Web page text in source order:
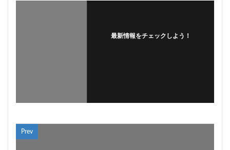
最新情報をチェックしよう！
Prev